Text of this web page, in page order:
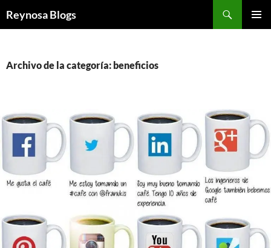
Reynosa Blogs
Archivo de la categoría: beneficios